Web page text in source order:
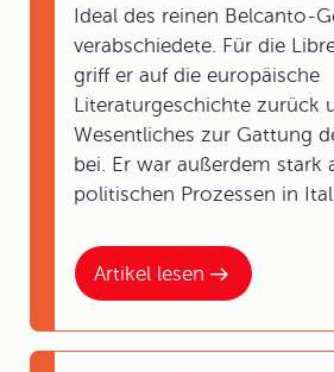
Artikel lesen
Ideal des reinen Belcanto-
verabschiedete. Für die
griff er auf die europäische
Literaturgeschichte zurück
Wesentliches zur Gattung
bei. Er war außerdem stark
politischen Prozessen in